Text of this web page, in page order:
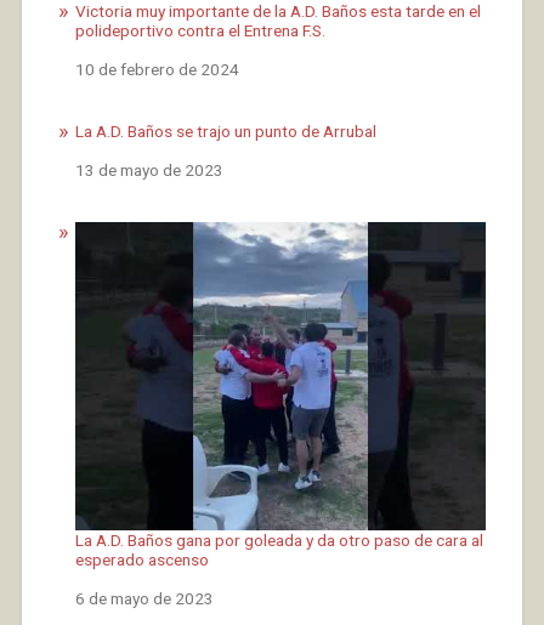
Victoria muy importante de la A.D. Baños esta tarde en el
polideportivo contra el Entrena F.S.
Fecha
10 de febrero de 2024
La A.D. Baños se trajo un punto de Arrubal
Fecha
13 de mayo de 2023
La A.D. Baños gana por goleada y da otro paso de cara al
esperado ascenso
Fecha
6 de mayo de 2023